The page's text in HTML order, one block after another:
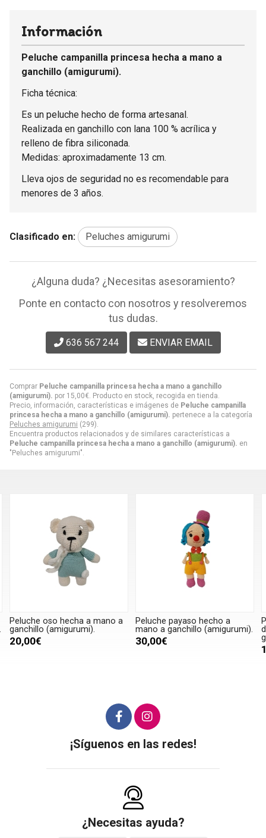
Comprar Peluche campanilla princesa hecha a mano a ganchillo
(amigurumi). por 15,00€ . Producto en stock, recogida en tienda.
Precio, información, características e imágenes de Peluche campanilla
princesa hecha a mano a ganchillo (amigurumi). pertenece a la categoría
Peluches amigurumi (299).
Encuentra productos relacionados y de similares características a
Peluche campanilla princesa hecha a mano a ganchillo (amigurumi). en
"Peluches amigurumi".
Información
Peluche campanilla princesa hecha a mano a
ganchillo (amigurumi).
Ficha técnica:
Es un peluche hecho de forma artesanal.
Realizada en ganchillo con lana 100 % acrílica y
relleno de fibra siliconada.
Medidas: aproximadamente 13 cm.
Lleva ojos de seguridad no es recomendable para
menores de 3 años.
Clasificado en: Peluches amigurumi
¿Alguna duda? ¿Necesitas asesoramiento?
Ponte en contacto con nosotros y resolveremos
tus dudas.
636 567 244 ENVIAR EMAIL
Peluche payaso hecho a
mano a ganchillo (amigurumi).
30,00€
Peluche Pocahontas princesa
disney hecha a mano a
ganchillo (amigurumi).
18,00€
¡Síguenos en las redes!
¿Necesitas ayuda?